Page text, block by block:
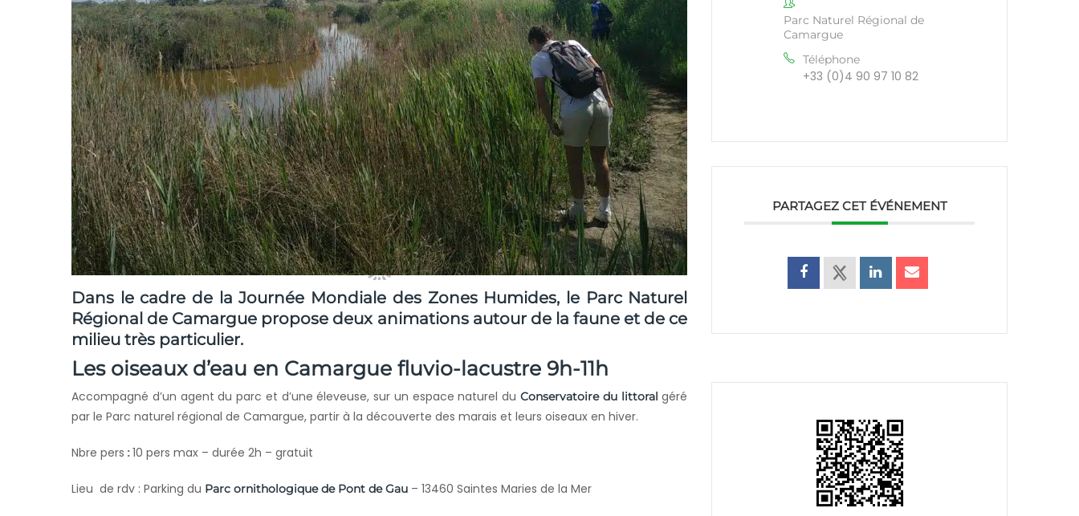
Dans le cadre de laJournée Mondiale des Zones Humides, le Parc Naturel
Régional de Camargue propose deux animations autour de la faune et de ce
milieu très particulier.
Les oiseaux d’eau en Camargue fluvio-lacustre 9h-11h
Accompagné d’un agent du parc et d’une éleveuse, sur un espace naturel duConservatoire du littoral géré
par le Parc naturel régional de Camargue, partir à la découverte des marais et leurs oiseaux en hiver.
Nbre pers :10 pers max – durée 2h – gratuit
Lieu de rdv : Parking du Parc ornithologique de Pont de Gau – 13460 Saintes Maries de la Mer
Parc Naturel Régional de
Camargue
Téléphone
+33 (0)4 90 97 10 82
PARTAGEZ CET ÉVÉNEMENT